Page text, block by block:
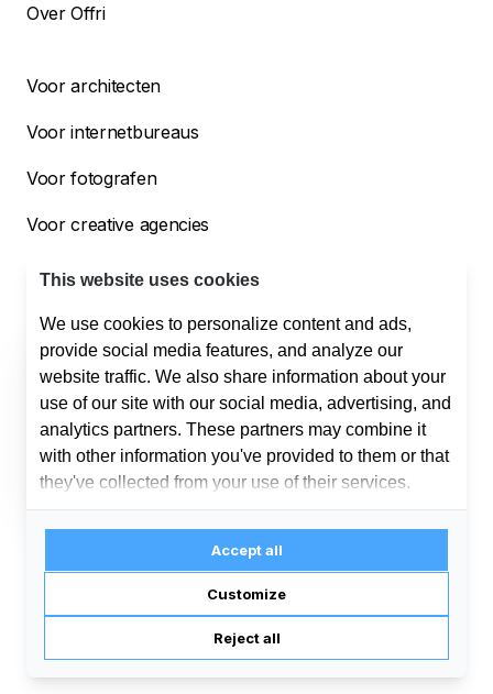
Over Offri
Voor architecten
Voor internetbureaus
Voor fotografen
Voor creative agencies
Voor bouwbedrijven
Helpdesk
Support
010 254 00 50
support@offri.nl
Sales
075 808 03 41
info@offri.nl
This website uses cookies
We use cookies to personalize content and ads,
provide social media features, and analyze our
website traffic. We also share information about your
use of our site with our social media, advertising, and
analytics partners. These partners may combine it
with other information you've provided to them or that
they've collected from your use of their services.
Reject all
Customize
Accept all